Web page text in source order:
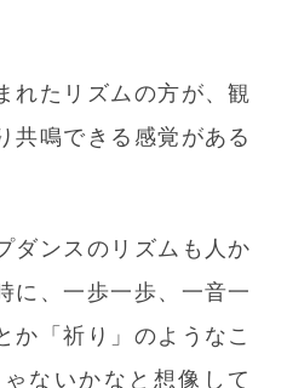
れたリズムの方が、観
共鳴できる感覚がある
ダンスのリズムも人か
に、一歩一歩、一音一
か「祈り」のようなこ
ないかなと想像して